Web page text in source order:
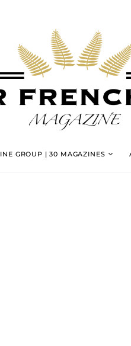
GROUP | 30 MAGAZINES